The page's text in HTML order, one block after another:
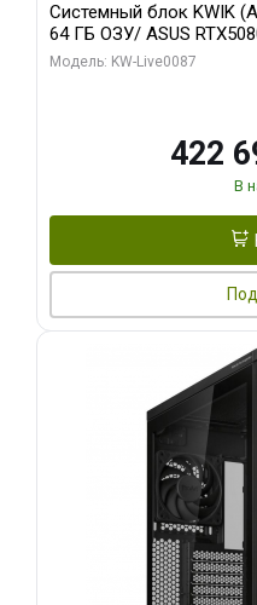
Системный блок KWIK
64 ГБ ОЗУ/ ASUS
256bit Type-C DP 2/ 1 ТБ
Модель: KW-Live0087
422
В